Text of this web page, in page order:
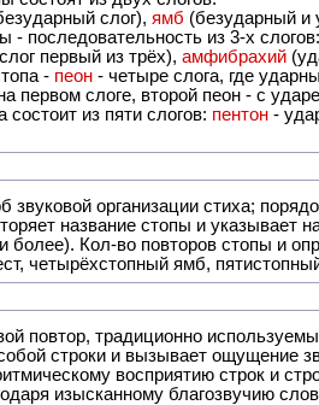
слог), ямб (безударный и
- последовательность из 3-х слогов:
первый из трёх), амфибрахий
- пеон - четыре слога, где
первом слоге, второй пеон - с
состоит из пяти слогов: пентон -
звуковой организации стиха;
название стопы и указывает
более). Кол-во повторов стопы и
четырёхстопный ямб,
- это звуковой повтор,
строки и вызывает ощущение
восприятию строк и
изысканному благозвучию